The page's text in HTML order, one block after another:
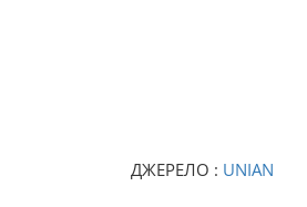
ДЖЕРЕЛО : UNIAN